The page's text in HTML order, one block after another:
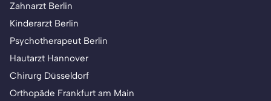
Zahnarzt Berlin
Kinderarzt Berlin
Psychotherapeut Berlin
Hautarzt Hannover
Chirurg Düsseldorf
Orthopäde Frankfurt am Main